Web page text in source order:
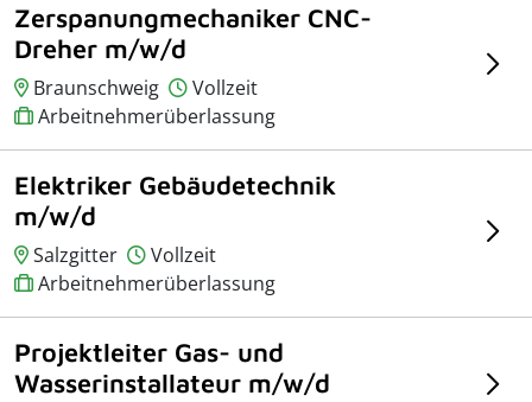
Zerspanungmechaniker CNC-
Dreher m/w/d
Braunschweig
Vollzeit
Arbeitnehmerüberlassung
Elektriker Gebäudetechnik
m/w/d
Salzgitter
Vollzeit
Arbeitnehmerüberlassung
Projektleiter Gas- und
Wasserinstallateur m/w/d